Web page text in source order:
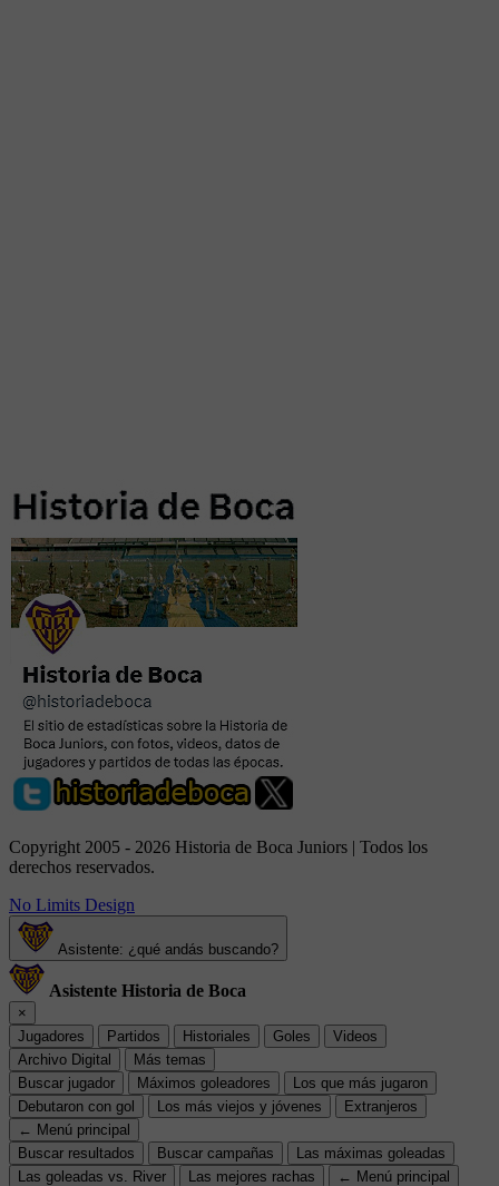
Copyright 2005 - 2026 Historia de Boca Juniors | Todos los
derechos reservados.
No Limits Design
Asistente: ¿qué andás buscando?
Asistente Historia de Boca
×
Jugadores
Partidos Historiales Goles
Videos
Archivo Digital
Más temas
Buscar jugador
Máximos goleadores
Los que más jugaron
Debutaron con gol
Los más viejos y jóvenes
Extranjeros
← Menú principal
Buscar resultados
Buscar campañas
Las máximas goleadas
Las goleadas vs. River
Las mejores rachas
← Menú principal